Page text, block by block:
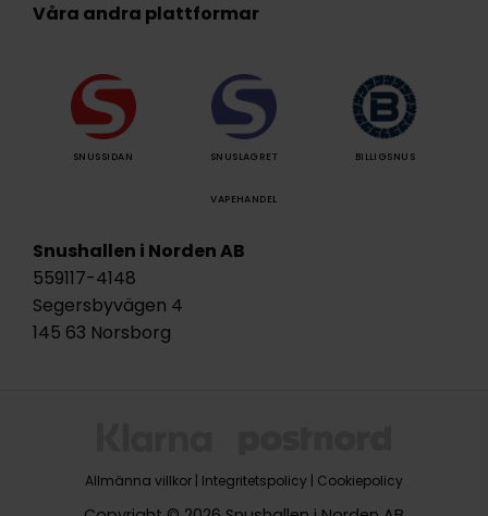
Våra andra plattformar
SNUSSIDAN SNUSLAGRET BILLIGSNUS
VAPEHANDEL
Snushallen i Norden AB
559117-4148
Segersbyvägen 4
145 63 Norsborg
Allmänna villkor | Integritetspolicy | Cookiepolicy